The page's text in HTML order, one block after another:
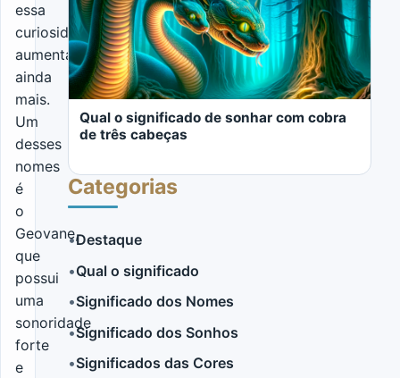
essa
curiosidade
aumenta
ainda
mais.
Um
desses
nomes
é
o
Geovane,
que
possui
uma
sonoridade
forte
e
LER MAIS
Qual o significado de sonhar com cobra
de três cabeças
LER MAIS
Categorias
•Destaque
•Qual o significado
•Significado dos Nomes
•Significado dos Sonhos
•Significados das Cores